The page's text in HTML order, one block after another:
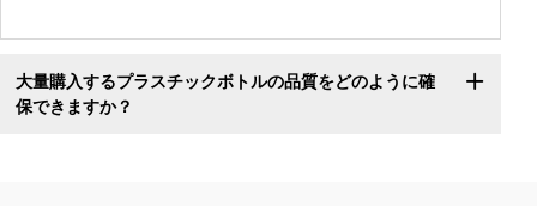
大量購入するプラスチックボトルの品質をどのように確
保できますか？